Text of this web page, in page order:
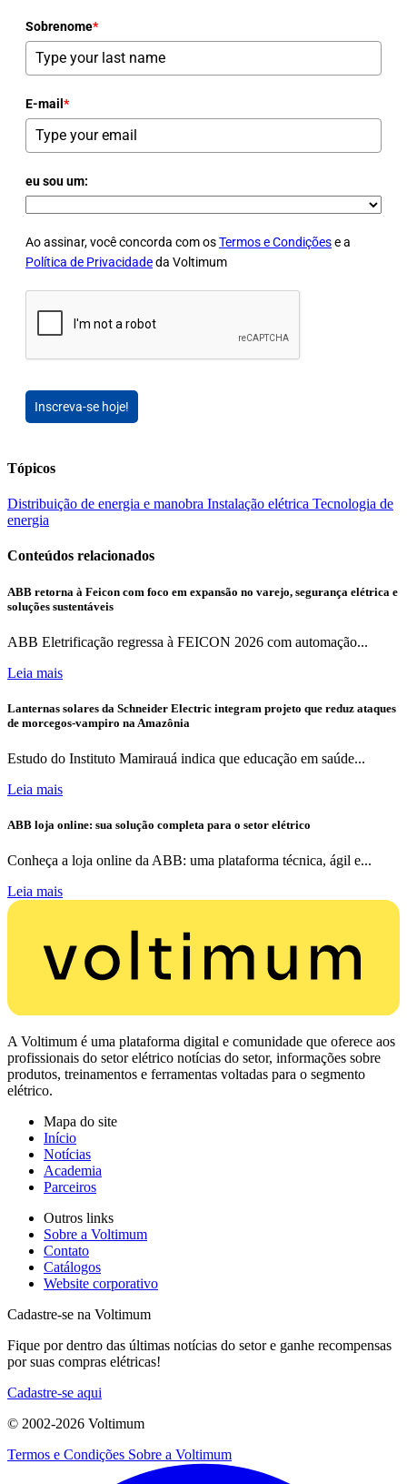
Sobrenome*
E-mail *
eu sou um:
Ao assinar, você concorda com osTermos e Condiçõese a
Política de Privacidadeda Voltimum
Inscreva-se hoje!
Tópicos
Distribuição de energia e manobra Instalação elétrica Tecnologia de
energia
Conteúdos relacionados
ABB retorna à Feicon com foco em expansão no varejo, segurança elétrica e
soluções sustentáveis
ABB Eletrificação regressa à FEICON 2026 com automação...
Leia mais
Lanternas solares da Schneider Electric integram projeto que reduz ataques
de morcegos-vampiro na Amazônia
Estudo do Instituto Mamirauá indica que educação em saúde...
Leia mais
ABB loja online: sua solução completa para o setor elétrico
Conheça a loja online da ABB: uma plataforma técnica, ágil e...
Leia mais
A Voltimum é uma plataforma digital e comunidade que oferece aos
profissionais do setor elétrico notícias do setor, informações sobre
produtos, treinamentos e ferramentas voltadas para o segmento
elétrico.
Mapa do site
Início
Notícias
Academia
Parceiros
Outros links
Sobre a Voltimum
Contato
Catálogos
Website corporativo
Cadastre-se na Voltimum
Fique por dentro das últimas notícias do setor e ganhe recompensas
por suas compras elétricas!
Cadastre-se aqui
© 2002-2026 Voltimum
Termos e Condições Sobre a Voltimum